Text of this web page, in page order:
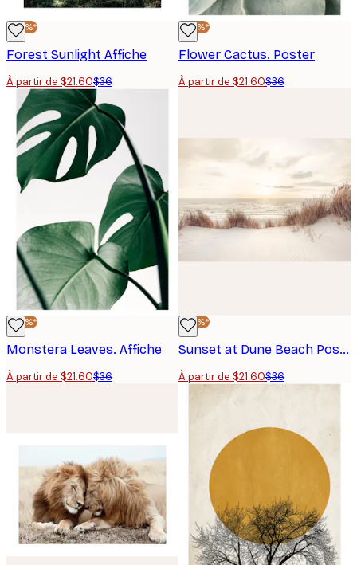
-40%*
Forest Sunlight Affiche
À partir de $21.60$36
-40%*
Flower Cactus. Poster
À partir de $21.60$36
-40%*
Monstera Leaves. Affiche
À partir de $21.60$36
-40%*
Sunset at Dune Beach Poster
À partir de $21.60$36